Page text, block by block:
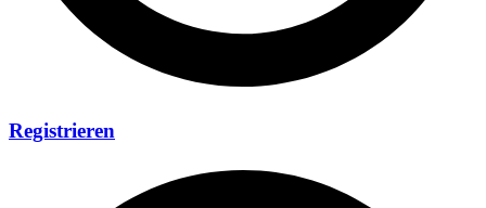
Registrieren